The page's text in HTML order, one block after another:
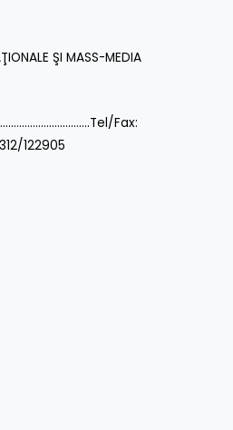
ŞI MASS-MEDIA
Fax:
122905